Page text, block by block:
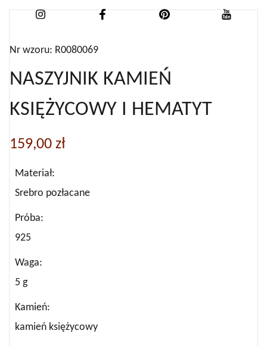
Nr wzoru: R0080069
NASZYJNIK KAMIEŃ
KSIĘŻYCOWY I HEMATYT
159,00 zł
Materiał
Srebro pozłacane
Próba
925
Waga
5 g
Kamień
kamień księżycowy